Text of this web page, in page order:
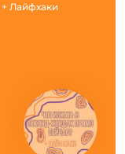
Лайфхаки